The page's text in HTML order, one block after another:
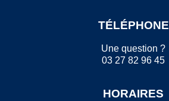
TÉLÉPHONE
Une question ?
03 27 82 96 45
HORAIRES